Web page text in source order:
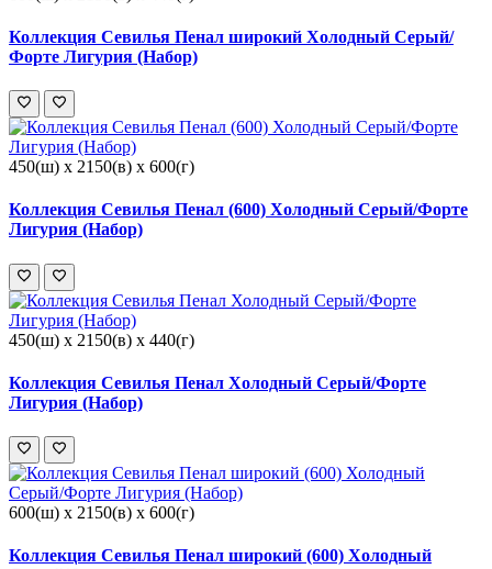
Коллекция Севилья Пенал широкий Холодный Серый/
Форте Лигурия (Набор)
450(ш) x 2150(в) x 600(г)
Коллекция Севилья Пенал (600) Холодный Серый/Форте
Лигурия (Набор)
450(ш) x 2150(в) x 440(г)
Коллекция Севилья Пенал Холодный Серый/Форте
Лигурия (Набор)
600(ш) x 2150(в) x 600(г)
Коллекция Севилья Пенал широкий (600) Холодный